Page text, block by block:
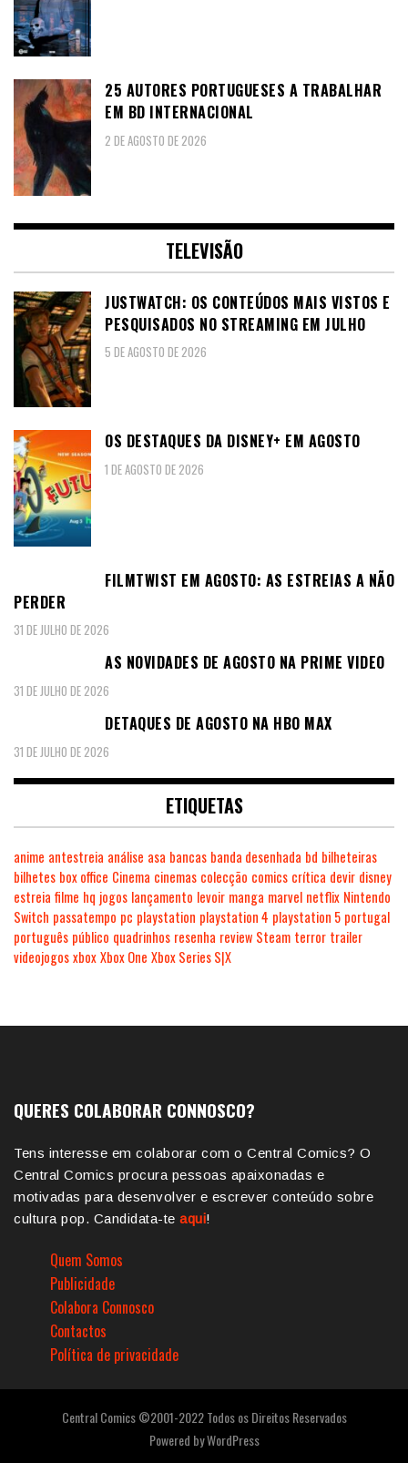
25 AUTORES PORTUGUESES A TRABALHAR
EM BD INTERNACIONAL
2 DE AGOSTO DE 2026
TELEVISÃO
JUSTWATCH: OS CONTEÚDOS MAIS VISTOS E
PESQUISADOS NO STREAMING EM JULHO
5 DE AGOSTO DE 2026
OS DESTAQUES DA DISNEY+ EM AGOSTO
1 DE AGOSTO DE 2026
FILMTWIST EM AGOSTO: AS ESTREIAS A NÃO
PERDER
31 DE JULHO DE 2026
AS NOVIDADES DE AGOSTO NA PRIME VIDEO
31 DE JULHO DE 2026
DETAQUES DE AGOSTO NA HBO MAX
31 DE JULHO DE 2026
ETIQUETAS
anime antestreia análise asa bancas banda desenhada bd bilheteiras
bilhetes box office Cinema cinemas colecção comics crítica devir disney
estreia filme hq jogos lançamento levoir manga marvel netflix Nintendo
Switch passatempo pc playstation playstation 4 playstation 5 portugal
português público quadrinhos resenha review Steam terror trailer
videojogosxboxXbox One Xbox Series S|X
QUERES COLABORAR CONNOSCO?
Tens interesse em colaborar com o Central Comics? O
Central Comics procura pessoas apaixonadas e
motivadas para desenvolver e escrever conteúdo sobre
cultura pop. Candidata-te aqui!
Quem Somos
Publicidade
Colabora Connosco
Contactos
Política de privacidade
Central Comics ©2001-2022 Todos os Direitos Reservados
Powered byWordPress